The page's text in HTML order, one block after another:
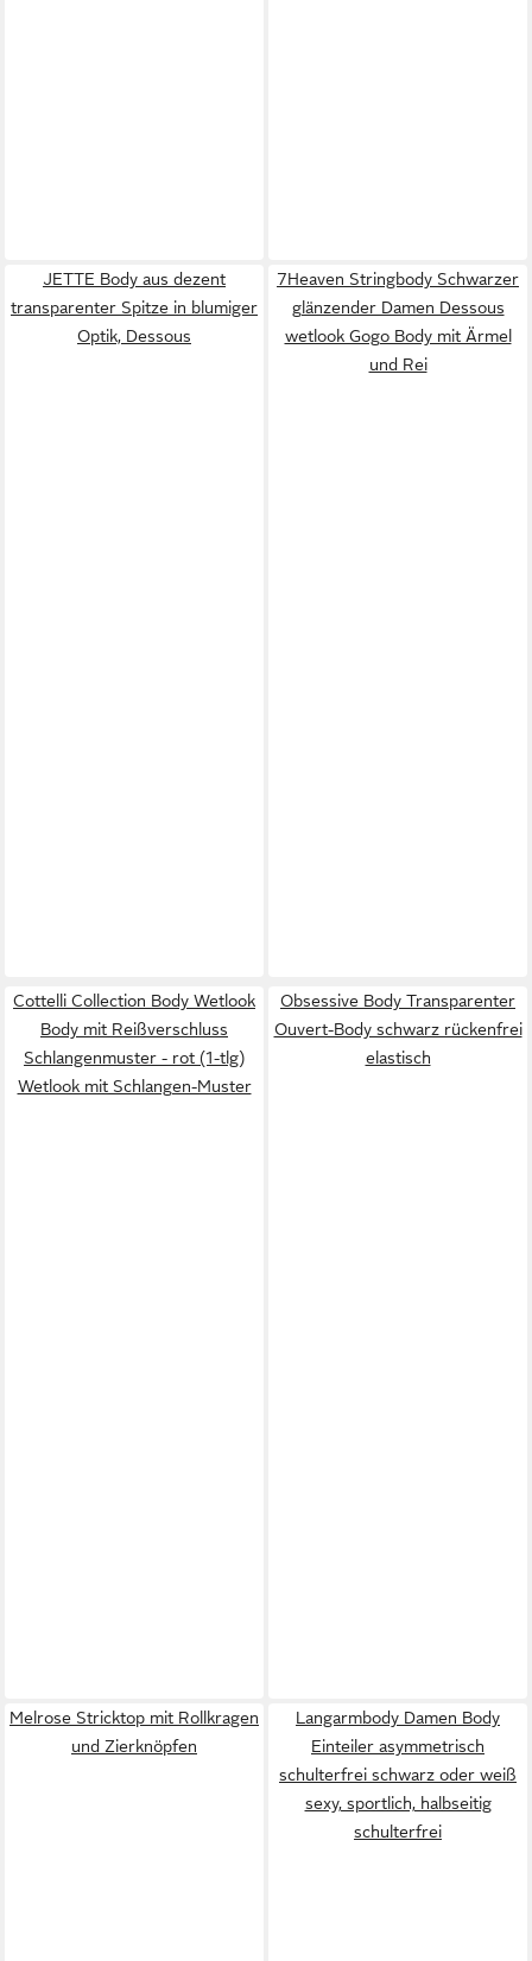
JETTE Body aus dezent
transparenter Spitze in blumiger
Optik, Dessous
7Heaven Stringbody Schwarzer
glänzender Damen Dessous
wetlook Gogo Body mit Ärmel
und Rei
Cottelli Collection Body Wetlook
Body mit Reißverschluss
Schlangenmuster - rot (1-tlg)
Wetlook mit Schlangen-Muster
Obsessive Body Transparenter
Ouvert-Body schwarz rückenfrei
elastisch
Melrose Stricktop mit Rollkragen
und Zierknöpfen
Langarmbody Damen Body
Einteiler asymmetrisch
schulterfrei schwarz oder weiß
sexy, sportlich, halbseitig
schulterfrei